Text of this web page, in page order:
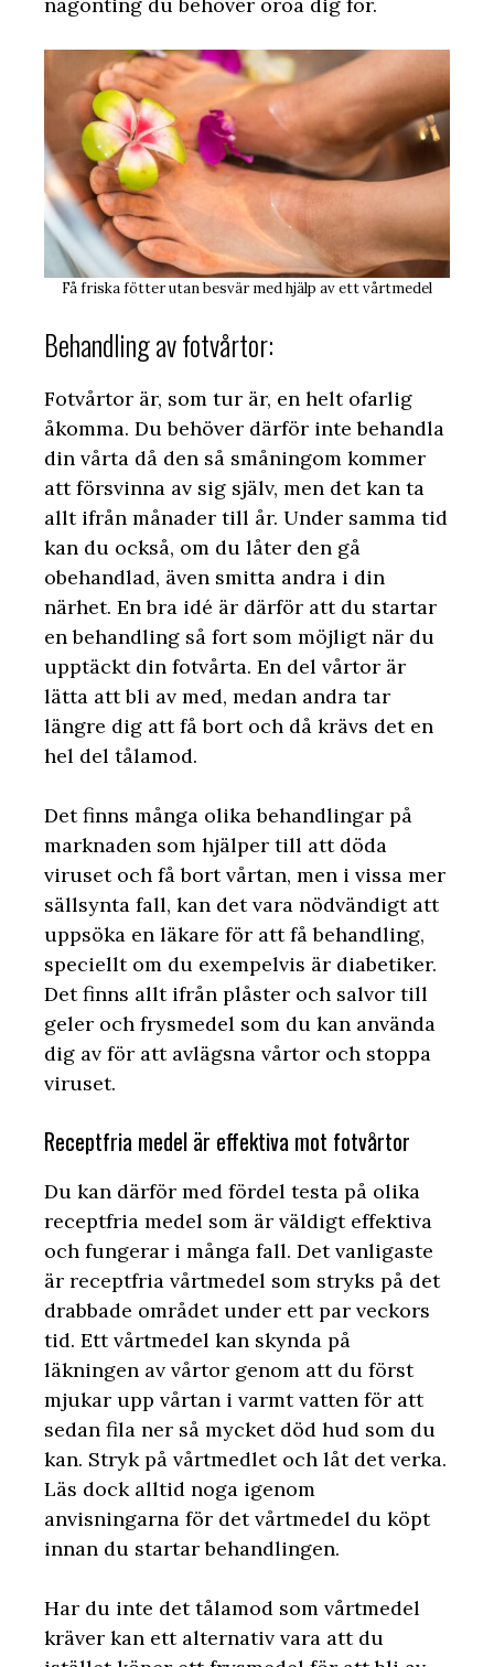
Få friska fötter utan besvär med hjälp av ett vårtmedel
Behandling av fotvårtor:
Fotvårtor är, som tur är, en helt ofarlig
åkomma. Du behöver därför inte behandla
din vårta då den så småningom kommer
att försvinna av sig själv, men det kan ta
allt ifrån månader till år. Under samma tid
kan du också, om du låter den gå
obehandlad, även smitta andra i din
närhet. En bra idé är därför att du startar
en behandling så fort som möjligt när du
upptäckt din fotvårta. En del vårtor är
lätta att bli av med, medan andra tar
längre dig att få bort och då krävs det en
hel del tålamod.
Det finns många olika behandlingar på
marknaden som hjälper till att döda
viruset och få bort vårtan, men i vissa mer
sällsynta fall, kan det vara nödvändigt att
uppsöka en läkare för att få behandling,
speciellt om du exempelvis är diabetiker.
Det finns allt ifrån plåster och salvor till
geler och frysmedel som du kan använda
dig av för att avlägsna vårtor och stoppa
viruset.
Receptfria medel är effektiva mot fotvårtor
Du kan därför med fördel testa på olika
receptfria medel som är väldigt effektiva
och fungerar i många fall. Det vanligaste
är receptfria vårtmedel som stryks på det
drabbade området under ett par veckors
tid. Ett vårtmedel kan skynda på
läkningen av vårtor genom att du först
mjukar upp vårtan i varmt vatten för att
sedan fila ner så mycket död hud som du
kan. Stryk på vårtmedlet och låt det verka.
Läs dock alltid noga igenom
anvisningarna för det vårtmedel du köpt
innan du startar behandlingen.
Har du inte det tålamod som vårtmedel
kräver kan ett alternativ vara att du